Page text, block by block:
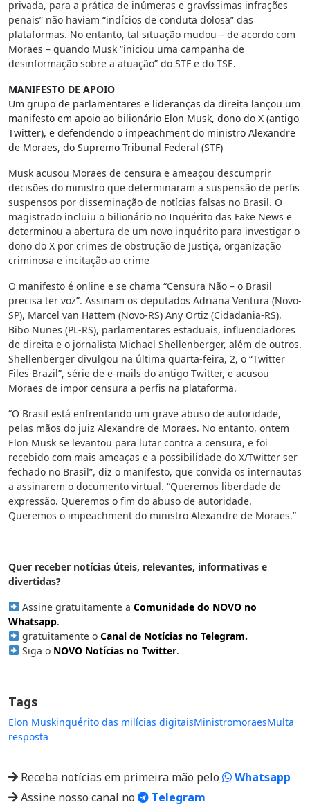
privada, para a prática de inúmeras e gravíssimas infrações
penais” não haviam “indícios de conduta dolosa” das
plataformas. No entanto, tal situação mudou – de acordo com
Moraes – quando Musk “iniciou uma campanha de
desinformação sobre a atuação” do STF e do TSE.
MANIFESTO DE APOIO
Um grupo de parlamentares e lideranças da direita lançou um
manifesto em apoio ao bilionário Elon Musk, dono do X (antigo
Twitter), e defendendo o impeachment do ministro Alexandre
de Moraes, do Supremo Tribunal Federal (STF)
Musk acusou Moraes de censura e ameaçou descumprir
decisões do ministro que determinaram a suspensão de perfis
suspensos por disseminação de notícias falsas no Brasil. O
magistrado incluiu o bilionário no Inquérito das Fake News e
determinou a abertura de um novo inquérito para investigar o
dono do X por crimes de obstrução de Justiça, organização
criminosa e incitação ao crime
O manifesto é online e se chama “Censura Não – o Brasil
precisa ter voz”. Assinam os deputados Adriana Ventura (Novo-
SP), Marcel van Hattem (Novo-RS) Any Ortiz (Cidadania-RS),
Bibo Nunes (PL-RS), parlamentares estaduais, influenciadores
de direita e o jornalista Michael Shellenberger, além de outros.
Shellenberger divulgou na última quarta-feira, 2, o “Twitter
Files Brazil”, série de e-mails do antigo Twitter, e acusou
Moraes de impor censura a perfis na plataforma.
“O Brasil está enfrentando um grave abuso de autoridade,
pelas mãos do juiz Alexandre de Moraes. No entanto, ontem
Elon Musk se levantou para lutar contra a censura, e foi
recebido com mais ameaças e a possibilidade do X/Twitter ser
fechado no Brasil”, diz o manifesto, que convida os internautas
a assinarem o documento virtual. “Queremos liberdade de
expressão. Queremos o fim do abuso de autoridade.
Queremos o impeachment do ministro Alexandre de Moraes.”
Quer receber notícias úteis, relevantes, informativas e
divertidas?
Assine gratuitamente a Comunidade do NOVO no
Whatsapp.
gratuitamente o Canal de Notícias no Telegram.
Siga o NOVO Notícias no Twitter.
Tags
Elon Muskinquérito das milícias digitaisMinistromoraesMulta
resposta
Receba notícias em primeira mão pelo
Whatsapp
Assine nosso canal no
Telegram